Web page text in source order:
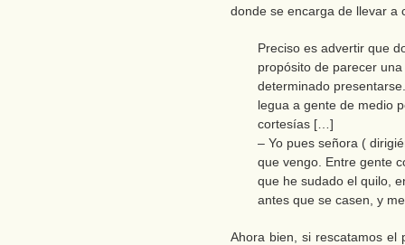
donde se encarga de llevar a
Preciso es advertir que
propósito de parecer
determinado
legua a gente de medio
cortesías […]
– Yo pues señora (
que vengo. Entre gente
que he sudado el quilo,
antes que se casen, y
Ahora bien, si rescatamos el